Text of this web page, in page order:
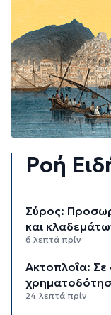
Ροή
Σύρος:
και
6 λεπτά πρίν
Aκτοπλοΐα:
24 λεπτά πρίν